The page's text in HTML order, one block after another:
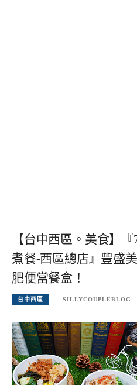
【台中西區。美食】
煮餐-西區總店』豐盛
肥便當餐盒！
台中西區 SILLYCOUPLEBLOG